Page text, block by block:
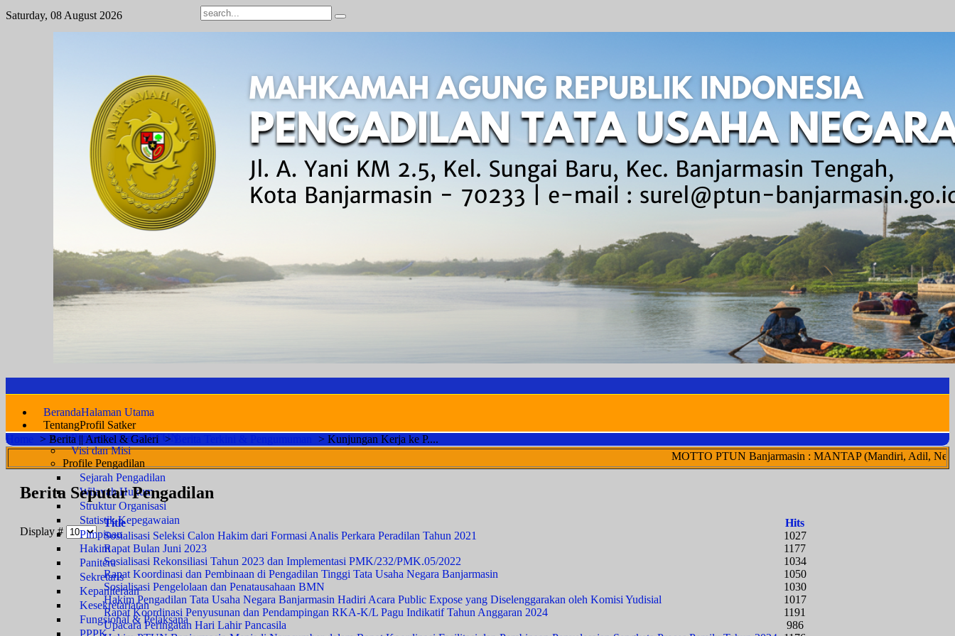
Saturday, 08 August 2026
BerandaHalaman Utama
TentangProfil Satker
Pengantar Ketua PTUN
Visi dan Misi
Profile Pengadilan
Sejarah Pengadilan
Wilayah Hukum
Struktur Organisasi
Statistik Kepegawaian
Pimpinan
Hakim
Panitera
Sekretaris
Kepaniteraan
Kesekretariatan
Fungsional & Pelaksana
PPPK
Home > Berita || Artikel & Galeri > > Kunjungan Kerja ke P....
MOTTO PTUN Banjarmasin : MANTAP (Mandiri, Adil, Netral, Transparan,
Berita Seputar Pengadilan
Display #
Title
Hits
Sosialisasi Seleksi Calon Hakim dari Formasi Analis Perkara Peradilan Tahun 2021
1027
Rapat Bulan Juni 2023
1177
Sosialisasi Rekonsiliasi Tahun 2023 dan Implementasi PMK/232/PMK.05/2022
1034
Rapat Koordinasi dan Pembinaan di Pengadilan Tinggi Tata Usaha Negara Banjarmasin
1050
Sosialisasi Pengelolaan dan Penatausahaan BMN
1030
Hakim Pengadilan Tata Usaha Negara Banjarmasin Hadiri Acara Public Expose yang Diselenggarakan oleh Komisi Yudisial
1017
Rapat Koordinasi Penyusunan dan Pendampingan RKA-K/L Pagu Indikatif Tahun Anggaran 2024
1191
Upacara Peringatan Hari Lahir Pancasila
986